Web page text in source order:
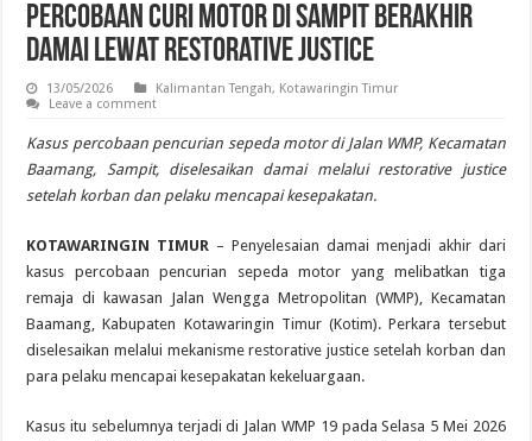
Percobaan Curi Motor di Sampit Berakhir
Damai Lewat Restorative Justice
13/05/2026 Kalimantan Tengah, Kotawaringin Timur
Leave a comment
Kasus percobaan pencurian sepeda motor di Jalan WMP, Kecamatan
Baamang, Sampit, diselesaikan damai melalui restorative justice
setelah korban dan pelaku mencapai kesepakatan.
KOTAWARINGIN TIMUR – Penyelesaian damai menjadi akhir dari
kasus percobaan pencurian sepeda motor yang melibatkan tiga
remaja di kawasan Jalan Wengga Metropolitan (WMP), Kecamatan
Baamang, Kabupaten Kotawaringin Timur (Kotim). Perkara tersebut
diselesaikan melalui mekanisme restorative justice setelah korban dan
para pelaku mencapai kesepakatan kekeluargaan.
Kasus itu sebelumnya terjadi di Jalan WMP 19 pada Selasa 5 Mei 2026